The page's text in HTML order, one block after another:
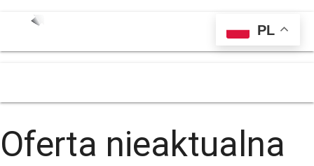
menu
Oferta nieaktualna
PL